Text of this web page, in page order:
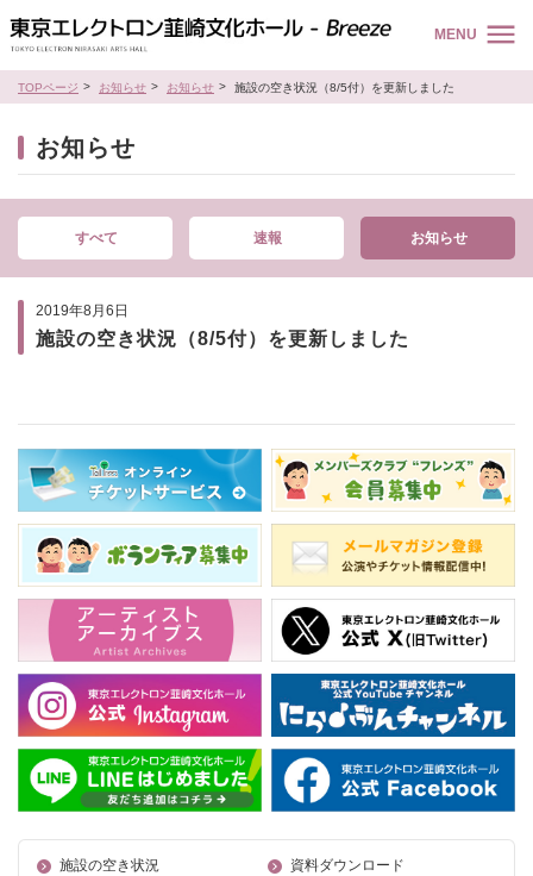
MENU
TOPページ お知らせ お知らせ 施設の空き状況（8/5付）を更新しました
お知らせ
すべて 速報 お知らせ
2019年8月6日
施設の空き状況（8/5付）を更新しました
施設の空き状況
資料ダウンロード